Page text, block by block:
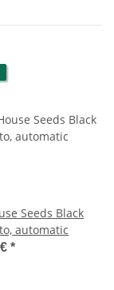
Seeds Black
automatic
*